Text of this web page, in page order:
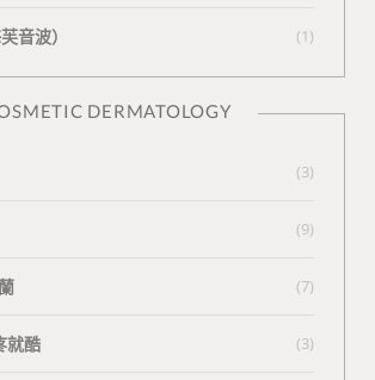
⾳波） (1)
DERMATOLOGY
(3)
(9)
(7)
就酷 (3)